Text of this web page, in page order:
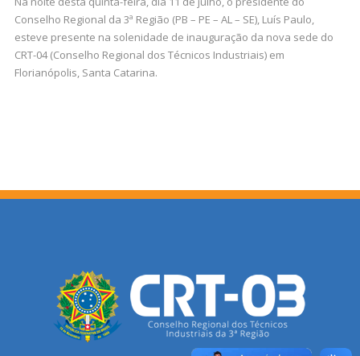
Conselho Regional da 3ª Região (PB – PE – AL – SE), Luís Paulo,
esteve presente na solenidade de inauguração da nova sede do
CRT-04 (Conselho Regional dos Técnicos Industriais) em
Florianópolis, Santa Catarina.